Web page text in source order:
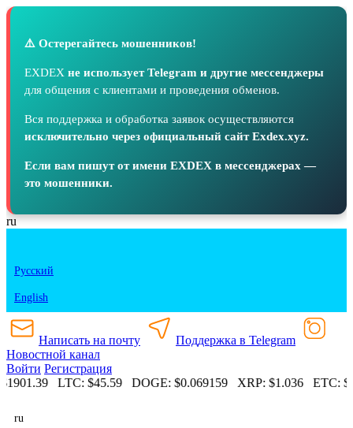
⚠️ Остерегайтесь мошенников!
EXDEX не использует Telegram и другие мессенджеры
для общения с клиентами и проведения обменов.
Вся поддержка и обработка заявок осуществляются
исключительно через официальный сайт Exdex.xyz.
Если вам пишут от имени EXDEX в мессенджерах —
это мошенники.
ru
Русский
English
Написать на почту
Поддержка в Telegram
Новостной канал
Войти Регистрация
LTC:$45.59 DOGE:$0.069159 XRP:$1.036 ETC:
ru